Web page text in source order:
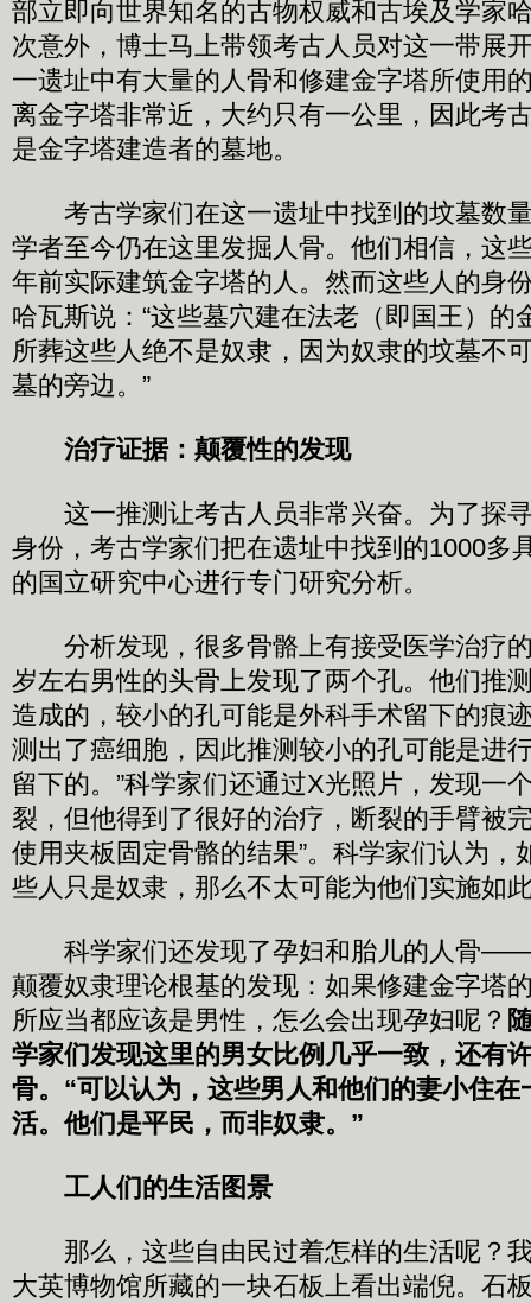
部立即向世界知名的古物权威和古埃及学家
次意外，博士马上带领考古人员对这一带展
一遗址中有大量的人骨和修建金字塔所使用
离金字塔非常近，大约只有一公里，因此考
是金字塔建造者的墓地。
考古学家们在这一遗址中找到的坟墓数
学者至今仍在这里发掘人骨。他们相信，这
年前实际建筑金字塔的人。然而这些人的身
哈瓦斯说：“这些墓穴建在法老（即国王）的
所葬这些人绝不是奴隶，因为奴隶的坟墓不
墓的旁边。”
治疗证据：颠覆性的发现
这一推测让考古人员非常兴奋。为了探
身份，考古学家们把在遗址中找到的1000多
的国立研究中心进行专门研究分析。
分析发现，很多骨骼上有接受医学治疗
岁左右男性的头骨上发现了两个孔。他们推
造成的，较小的孔可能是外科手术留下的痕
测出了癌细胞，因此推测较小的孔可能是进
留下的。”科学家们还通过X光照片，发现一
裂，但他得到了很好的治疗，断裂的手臂被
使用夹板固定骨骼的结果”。科学家们认为，
些人只是奴隶，那么不太可能为他们实施如
科学家们还发现了孕妇和胎儿的人骨——
颠覆奴隶理论根基的发现：如果修建金字塔
所应当都应该是男性，怎么会出现孕妇呢？
学家们发现这里的男女比例几乎一致，还有
骨。“可以认为，这些男人和他们的妻小住
活。他们是平民，而非奴隶。”
工人们的生活图景
那么，这些自由民过着怎样的生活呢？
大英博物馆所藏的一块石板上看出端倪。石